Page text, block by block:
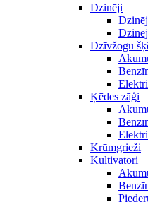
Dzinēji
Dzīvžogu
Ķēdes zāģi
Krūmgrieži
Kultivatori